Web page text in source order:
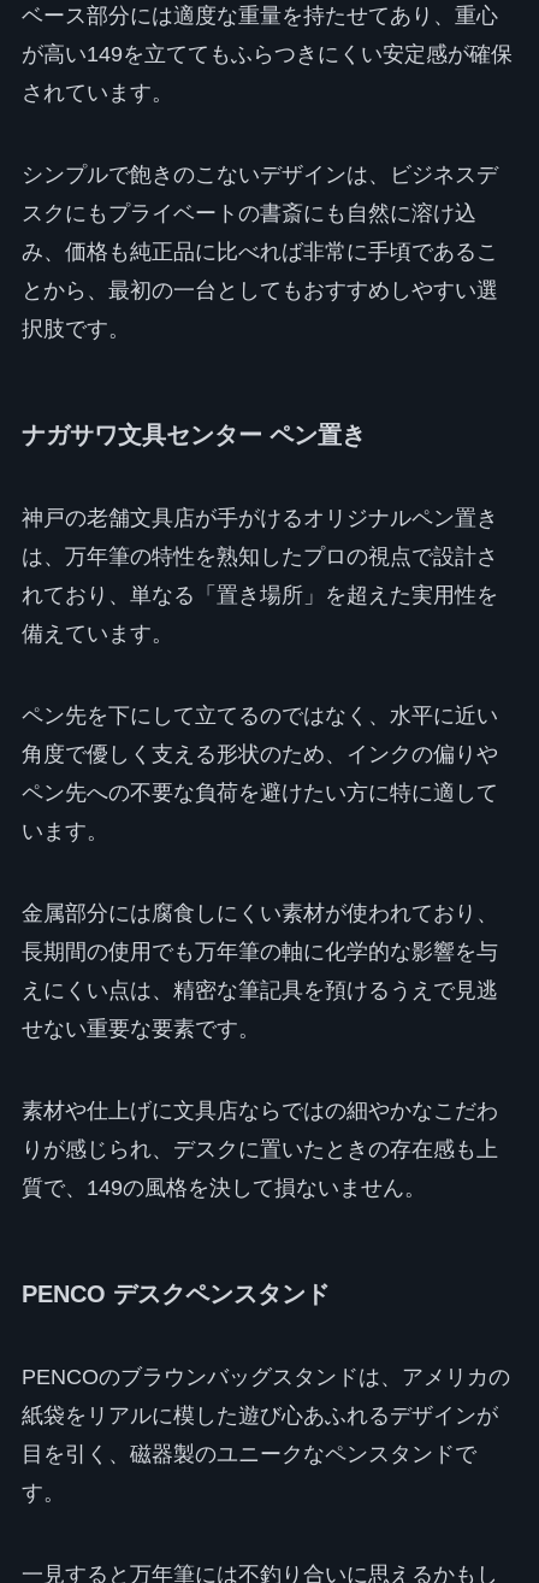
ベース部分には適度な重量を持たせてあり、重心
が高い149を立ててもふらつきにくい安定感が確保
されています。
シンプルで飽きのこないデザインは、ビジネスデ
スクにもプライベートの書斎にも自然に溶け込
み、価格も純正品に比べれば非常に手頃であるこ
とから、最初の一台としてもおすすめしやすい選
択肢です。
ナガサワ文具センター ペン置き
神戸の老舗文具店が手がけるオリジナルペン置き
は、万年筆の特性を熟知したプロの視点で設計さ
れており、単なる「置き場所」を超えた実用性を
備えています。
ペン先を下にして立てるのではなく、水平に近い
角度で優しく支える形状のため、インクの偏りや
ペン先への不要な負荷を避けたい方に特に適して
います。
金属部分には腐食しにくい素材が使われており、
長期間の使用でも万年筆の軸に化学的な影響を与
えにくい点は、精密な筆記具を預けるうえで見逃
せない重要な要素です。
素材や仕上げに文具店ならではの細やかなこだわ
りが感じられ、デスクに置いたときの存在感も上
質で、149の風格を決して損ないません。
PENCO デスクペンスタンド
PENCOのブラウンバッグスタンドは、アメリカの
紙袋をリアルに模した遊び心あふれるデザインが
目を引く、磁器製のユニークなペンスタンドで
す。
一見すると万年筆には不釣り合いに思えるかもし